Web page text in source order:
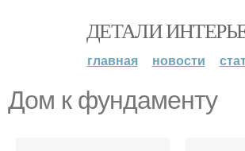
ДЕТАЛИ
главная новости
Дом к фундаменту